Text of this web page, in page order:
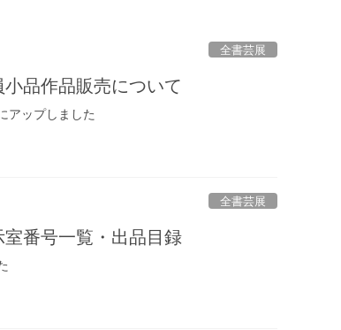
全書芸展
小品作品販売について
アップしました
全書芸展
室番号一覧・出品目録